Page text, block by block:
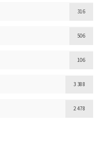
316
506
106
3 388
2 478